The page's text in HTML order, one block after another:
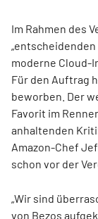
Im Rahmen des
moderne Cloud-
Für den Auftrag
beworben. Der
Favorit im
anhaltenden
Amazon-Chef
schon vor der
„Wir sind
von Bezos